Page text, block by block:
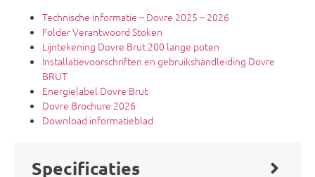
Technische informatie – Dovre 2025 – 2026
Folder Verantwoord Stoken
Lijntekening Dovre Brut 200 lange poten
Installatievoorschriften en gebruikshandleiding Dovre
BRUT
Energielabel Dovre Brut
Dovre Brochure 2026
Download informatieblad
Specificaties